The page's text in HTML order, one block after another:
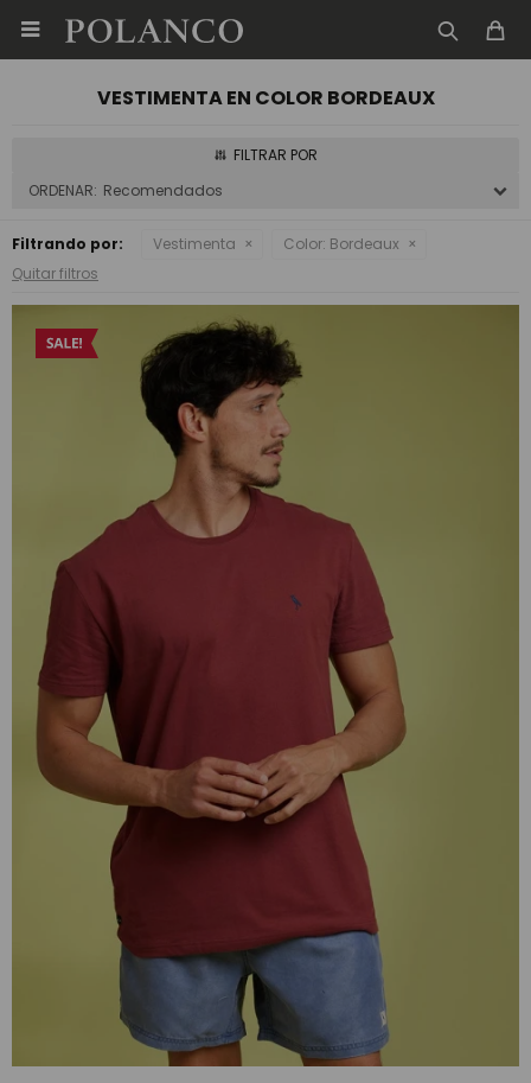

VESTIMENTA EN COLOR BORDEAUX
Recomendados
Filtrando por: Vestimenta Color: Bordeaux
Quitar filtros